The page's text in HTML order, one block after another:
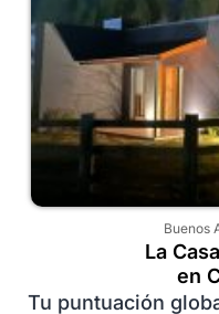
Buenos
La
en
Tu puntuación